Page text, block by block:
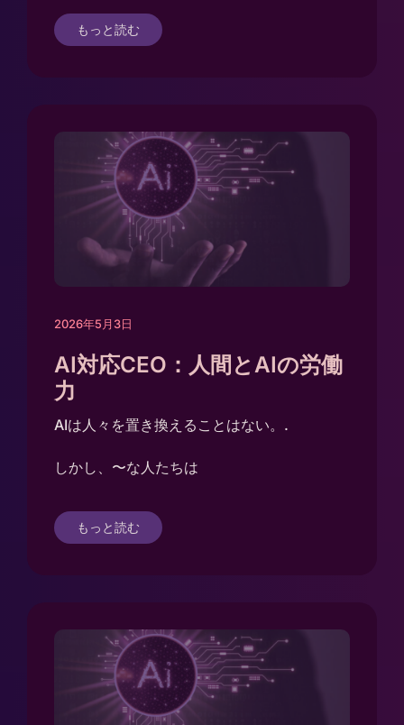
もっと読む
2026年5月3日
AI対応CEO：人間とAIの労働
力
AIは人々を置き換えることはない。.
しかし、〜な人たちは
もっと読む